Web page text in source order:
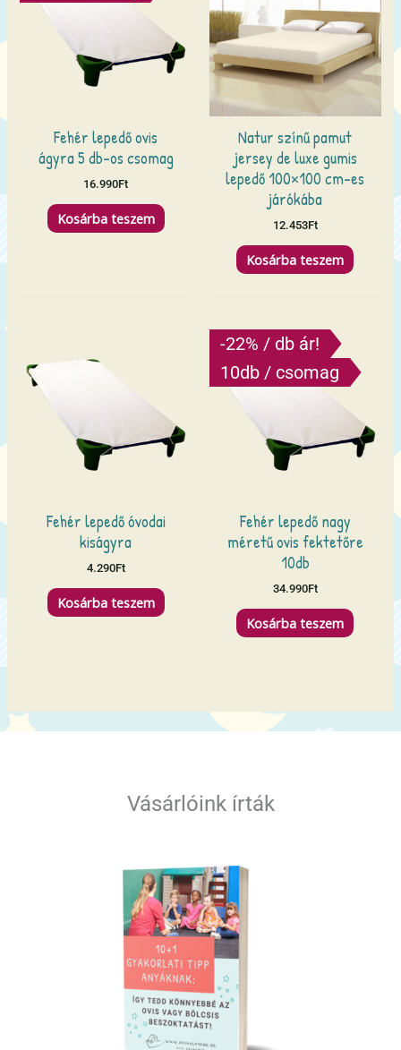
Fehér lepedő ovis
ágyra 5 db-os csomag
16.990Ft
Kosárba teszem
Natur színű pamut
jersey de luxe gumis
lepedő 100×100 cm-es
járókába
12.453Ft
Kosárba teszem
Fehér lepedő óvodai
kiságyra
4.290Ft
Kosárba teszem
-22% / db ár!
10db / csomag
Fehér lepedő nagy
méretű ovis fektetőre
10db
34.990Ft
Kosárba teszem
Vásárlóink írták